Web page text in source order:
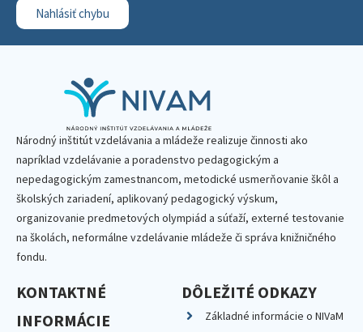
Nahlásiť chybu
Národný inštitút vzdelávania a mládeže realizuje činnosti ako
napríklad vzdelávanie a poradenstvo pedagogickým a
nepedagogickým zamestnancom, metodické usmerňovanie škôl a
školských zariadení, aplikovaný pedagogický výskum,
organizovanie predmetových olympiád a súťaží, externé testovanie
na školách, neformálne vzdelávanie mládeže či správa knižničného
fondu.
KONTAKTNÉ
INFORMÁCIE
DÔLEŽITÉ ODKAZY
Základné informácie o NIVaM